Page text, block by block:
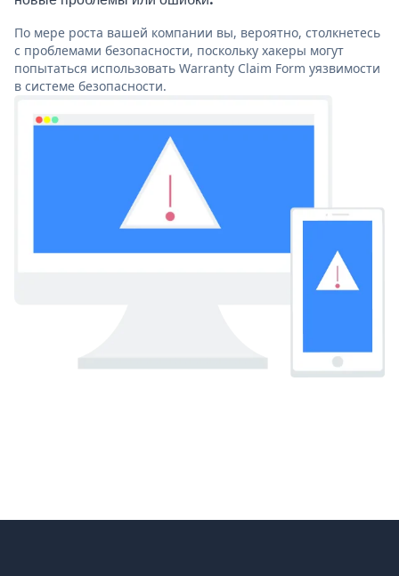
По мере роста вашей компании вы, вероятно, столкнетесь
с проблемами безопасности, поскольку хакеры могут
попытаться использовать Warranty Claim Form уязвимости
в системе безопасности.